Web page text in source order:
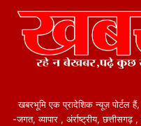
खबरभूमि एक प्रादेशिक न्यूज़ पोर्टल
-जगत, व्यापार , अंर्राष्ट्रीय,